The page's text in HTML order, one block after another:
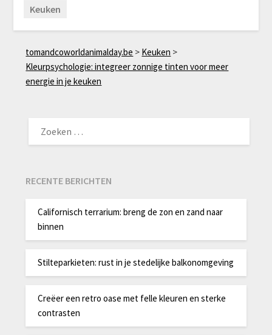
Keuken
tomandcoworldanimalday.be > Keuken >
Kleurpsychologie: integreer zonnige tinten voor meer
energie in je keuken
NAAR:
RECENTE BERICHTEN
Californisch terrarium: breng de zon en zand naar
binnen
Stilteparkieten: rust in je stedelijke balkonomgeving
Creëer een retro oase met felle kleuren en sterke
contrasten